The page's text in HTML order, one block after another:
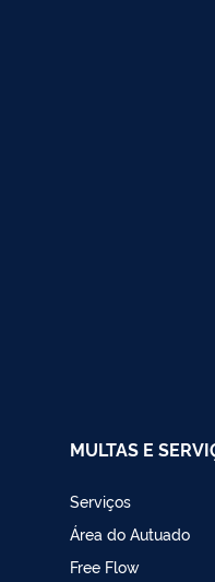
MULTAS E
Serviços
Área do Autuado
Free Flow